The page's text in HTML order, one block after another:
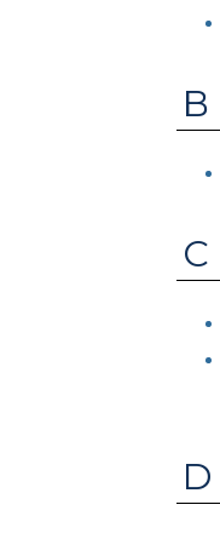
B
C
D